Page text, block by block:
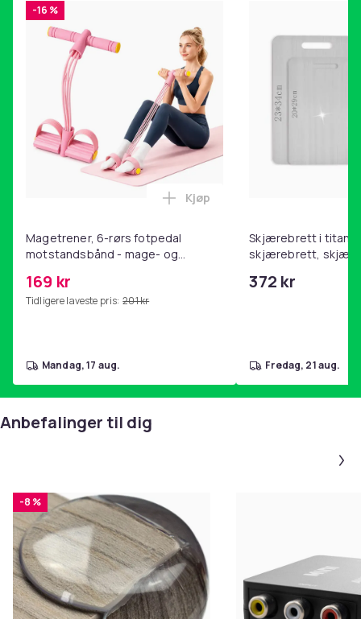
-16 %
Magetrener, 6-rørs fotpedal
motstandsbånd - mage- og
hjemmegymnastikk Pink
169 kr
Tidligere laveste pris: 201 kr
Legg Magetrener, 6-rørs
Kjøp
mandag, 17 aug.
Skjærebrett i titan,
skjærebrett,
372 kr
fredag, 21 aug.
Anbefalinger til dig
-8 %